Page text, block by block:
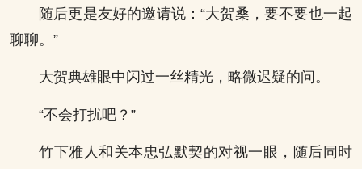
随后更是友好的邀请说：“大贺桑，要不要也一起
聊聊。”
大贺典雄眼中闪过一丝精光，略微迟疑的问。
“不会打扰吧？”
竹下雅人和关本忠弘默契的对视一眼，随后同时